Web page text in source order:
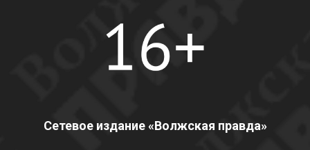
Сетевое издание «Волжская правда»